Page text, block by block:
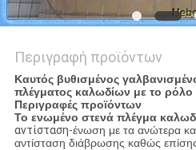
Περιγραφή προϊόντων
Καυτός βυθισμένος
πλέγματος καλωδίων με το ρόλο
Περιγραφές προϊόντων
Το ενωμένο στενά πλέγμα
αντίσταση-ένωση με τα ανώτερα
αντίσταση διάβρωσης καθώς επίσης